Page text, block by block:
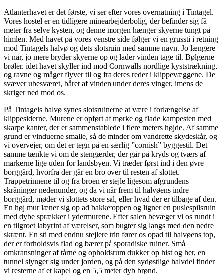
Atlanterhavet er det første, vi ser efter vores overnatning i Tintagel.
Vores hostel er en tidligere minearbejderbolig, der befinder sig få
meter fra selve kysten, og denne morgen hænger skyerne tungt på
himlen. Med havet på vores venstre side følger vi en grussti i retning
mod Tintagels halvø og dets slotsruin med samme navn. Jo længere
vi når, jo mere bryder skyerne op og lader vinden tage til. Bølgerne
brøler, idet havet skyller ind mod Cornwalls nordlige kyststrækning,
og ravne og måger flyver til og fra deres reder i klippevæggene. De
svæver ubesværet, båret af vinden under deres vinger, imens de
skriger ned mod os.
På Tintagels halvø synes slotsruinerne at være i forlængelse af
klippesiderne. Murene er opført af mørke og flade kampesten med
skarpe kanter, der er sammenstablede i flere meters højde. Af samme
grund er vinduerne smalle, så de minder om vandrette skydeskår, og
vi overvejer, om det er tegn på en særlig ”cornish” byggestil. Det
samme tænkte vi om de stengærder, der går på kryds og tværs af
markerne lige uden for landsbyen. Vi træder først ind i den øvre
borggård, hvorfra der går en bro over til resten af slottet.
Trappetrinnene til og fra broen er stejle ligesom afgrundens
skråninger nedenunder, og da vi når frem til halvøens indre
borggård, møder vi slottets store sal, eller hvad der er tilbage af den.
En høj mur læner sig op ad bakketoppen og ligner en puslespilsruin
med dybe sprækker i ydermurene. Efter salen bevæger vi os rundt i
en tilgroet labyrint af værelser, som bugter sig langs med den nedre
skrænt. En sti med endnu stejlere trin fører os opad til halvøens top,
der er forholdsvis flad og bærer på sporadiske ruiner. Små
omkransninger af tårne og opholdsrum dukker op hist og her, en
tunnel slynger sig under jorden, og på den sydøstlige halvdel finder
vi resterne af et kapel og en 5,5 meter dyb brønd.